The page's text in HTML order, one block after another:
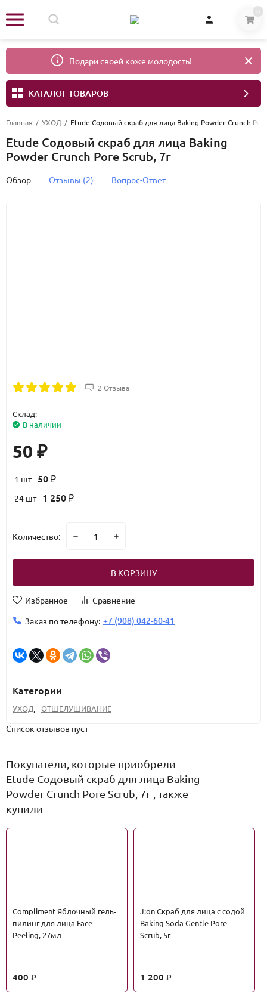
0
Подари своей коже молодость!
КАТАЛОГ ТОВАРОВ
Главная / УХОД / Etude Содовый скраб для лица Baking Powder Crunch
Etude Содовый скраб для лица Baking
Powder Crunch Pore Scrub, 7г
Обзор Отзывы (2) Вопрос-Ответ
2 Отзыва
Склад:
В наличии
50 ₽
1 шт 50 ₽
24 шт 1 250 ₽
Количество:
В КОРЗИНУ
Избранное
Сравнение
Заказ по телефону: +7 (908) 042-60-41
Категории
УХОД, ОТШЕЛУШИВАНИЕ
Список отзывов пуст
Покупатели, которые приобрели
Etude Содовый скраб для лица Baking
Powder Crunch Pore Scrub, 7г , также
купили
Compliment Яблочный гель-
пилинг для лица Face
Peeling, 27мл
400 ₽
J:on Скраб для лица с содой
Baking Soda Gentle Pore
Scrub, 5г
1 200 ₽